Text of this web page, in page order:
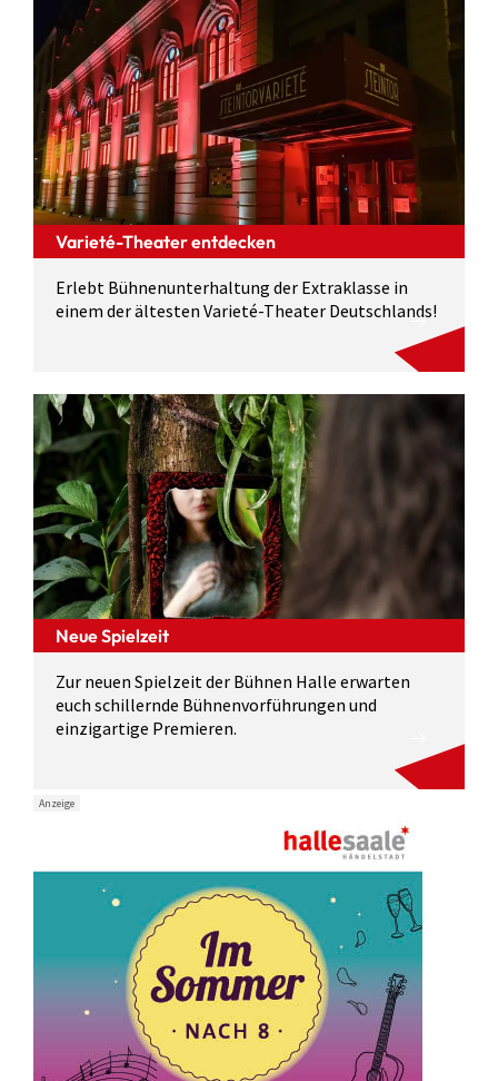
Varieté-Theater entdecken
Erlebt Bühnenunterhaltung der Extraklasse in
einem der ältesten Varieté-Theater Deutschlands!
Neue Spielzeit
Zur neuen Spielzeit der Bühnen Halle erwarten
euch schillernde Bühnenvorführungen und
einzigartige Premieren.
Anzeige